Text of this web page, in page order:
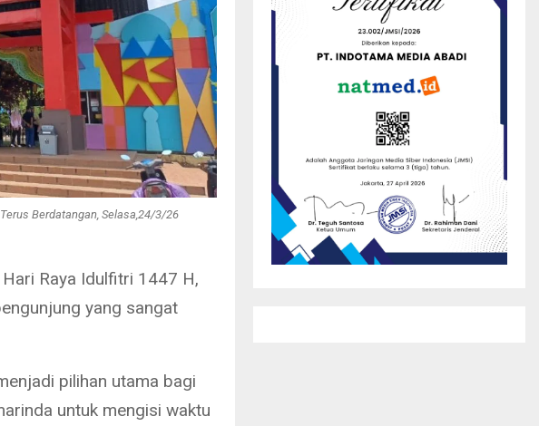
Berdatangan, Selasa,24/3/26
Raya Idulfitri 1447 H,
yang sangat
pilihan utama bagi
untuk mengisi waktu